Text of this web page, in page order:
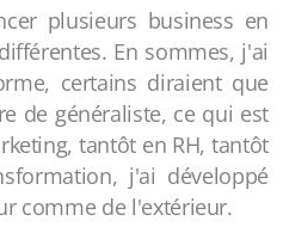
plusieurs business en
En sommes, j'ai
certains diraient que
de généraliste, ce qui est
tantôt en RH, tantôt
j'ai développé
comme de l'extérieur.